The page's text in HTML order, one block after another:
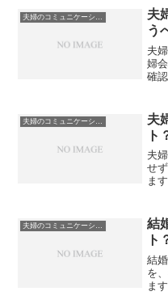
し
夫
う
夫
婦
確
と
夫
ト
夫
せ
ま
夫婦のコミュニケーションと価値観
結
ト
結
を
ま